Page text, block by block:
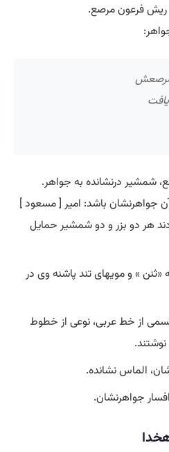
فرعون مرصع.
مرصعش
درنشانده به جواهر.
جواهرنشان باشد: امیر [ مسعود ]
هر دو بزر و دو شمشیر حمایل
» و مویهای تند پاشنه وی در
از خط عربی، نوعی از خطوط
الماس نشانده.
جواهرنشان.